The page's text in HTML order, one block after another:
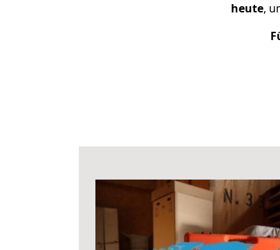
heute,